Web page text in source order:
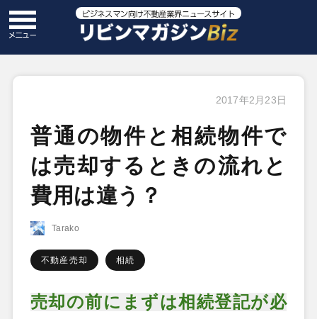
2017年2月23日
普通の物件と相続物件で
は売却するときの流れと
費用は違う？
Tarako
不動産売却 相続
売却の前にまずは相続登記が必